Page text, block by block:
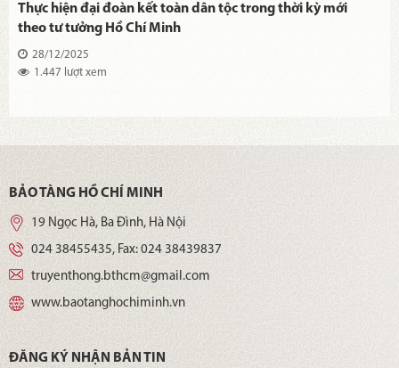
Thực hiện đại đoàn kết toàn dân tộc trong thời kỳ mới
theo tư tưởng Hồ Chí Minh
28/12/2025
1.447 lượt xem
BẢO TÀNG HỒ CHÍ MINH
19 Ngọc Hà, Ba Đình, Hà Nội
024 38455435, Fax: 024 38439837
truyenthong.bthcm@gmail.com
www.baotanghochiminh.vn
ĐĂNG KÝ NHẬN BẢN TIN